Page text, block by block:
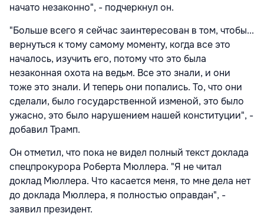
начато незаконно", - подчеркнул он.
"Больше всего я сейчас заинтересован в том, чтобы...
вернуться к тому самому моменту, когда все это
началось, изучить его, потому что это была
незаконная охота на ведьм. Все это знали, и они
тоже это знали. И теперь они попались. То, что они
сделали, было государственной изменой, это было
ужасно, это было нарушением нашей конституции", -
добавил Трамп.
Он отметил, что пока не видел полный текст доклада
спецпрокурора Роберта Мюллера. "Я не читал
доклад Мюллера. Что касается меня, то мне дела нет
до доклада Мюллера, я полностью оправдан", -
заявил президент.